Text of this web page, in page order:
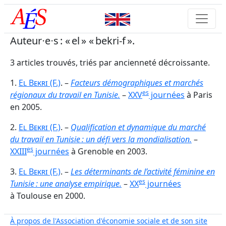
Auteur⋅e⋅s : « el » « bekri-f ».
3 articles trouvés, triés par ancienneté décroissante.
1. El Bekri (F.). –Facteurs démographiques et marchés
régionaux du travail en Tunisie. –XXVes journées à Paris
en 2005.
2. El Bekri (F.). – Qualification et dynamique du marché
du travail en Tunisie : un défi vers la mondialisation. –
XXIIIes journées à Grenoble en 2003.
3. El Bekri (F.). –Les déterminants de l’activité féminine en
Tunisie : une analyse empirique. –XXes journées
à Toulouse en 2000.
À propos de l'Association d'économie sociale et de son site